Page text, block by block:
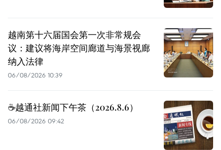
越南第十六届国会第一次非常规会
议：建议将海岸空间廊道与海景视廊
纳入法律
06/08/2026 10:39
☕️越通社新闻下午茶（2026.8.6）
06/08/2026 09:42